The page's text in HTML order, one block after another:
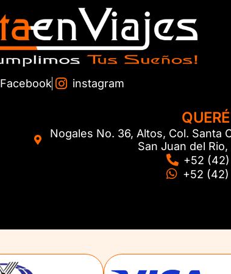
Facebook instagram
Nogales No. 36, Altos, Col. Santa
San Juan del Rio,
+52 (42)
+52 (42)